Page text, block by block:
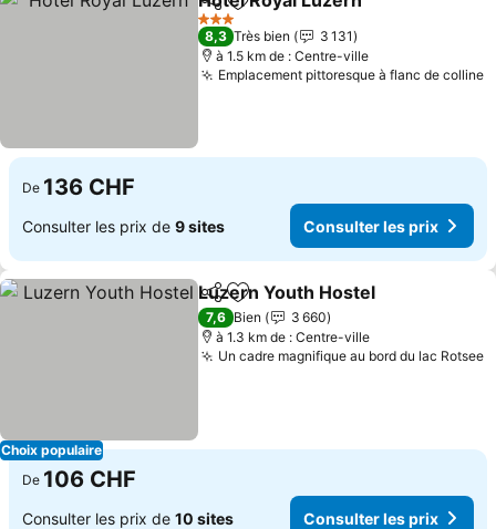
PartagerAjouter à mes favoris
3 Étoiles
8,3 Très bien
3 131
à 1.5 km de : Centre-ville
Emplacement pittoresque à flanc de colline
De 136 CHF
Consulter les prix de 9 sites Consulter les prix
Choix populaire
PartagerAjouter à mes favoris
Luzern Youth Hostel
7,6 Bien
3 660
à 1.3 km de : Centre-ville
Un cadre magnifique au bord du lac Rotsee
De 106 CHF
Consulter les prix de 10 sites Consulter les prix